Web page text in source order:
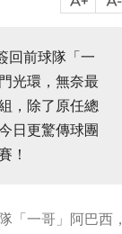
回前球隊「一
光環，無奈最
，除了原任總
日更驚傳球團
！
「一哥」阿巴西，